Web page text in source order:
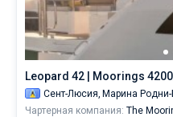
Leopard 42 | Moorings
Сент-Люсия, Марина Родни-
Чартерная компания: The